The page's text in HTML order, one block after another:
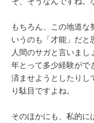
もちろん、この地道
いうのも「才能」だと
人間のサガと言いまし
年とって多少経験がで
済ませようとしたりし
り駄目ですよね。
そのほかにも、私的に